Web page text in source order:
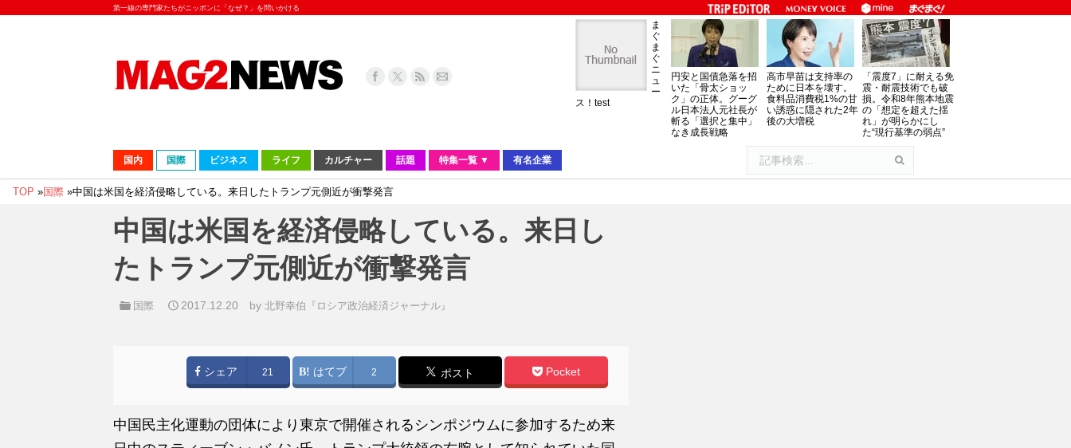
第一線の専門家たちがニッポンに「なぜ？」を問いかける
ま
ぐ
ま
ぐ
ニ
ュ
ー
ス！test
円安と国債急落を招
いた「骨太ショッ
ク」の正体。グーグ
ル日本法人元社長が
斬る「選択と集中」
なき成長戦略
高市早苗は支持率の
ために日本を壊す。
食料品消費税1%の甘
い誘惑に隠された2年
後の大増税
「震度7」に耐える免
震・耐震技術でも破
損。令和8年熊本地震
の「想定を超えた揺
れ」が明らかにし
た“現行基準の弱点”
国内 国際 ビジネス ライフ カルチャー 話題 特集一覧 ▼ 有名企業
TOP »国際 »中国は米国を経済侵略している。来日したトランプ元側近が衝撃発言
中国は米国を経済侵略している。来日し
たトランプ元側近が衝撃発言
国際 2017.12.20 by北野幸伯『ロシア政治経済ジャーナル』
シェア 21 はてブ 2 ポスト Pocket
中国民主化運動の団体により東京で開催されるシンポジウムに参加するため来